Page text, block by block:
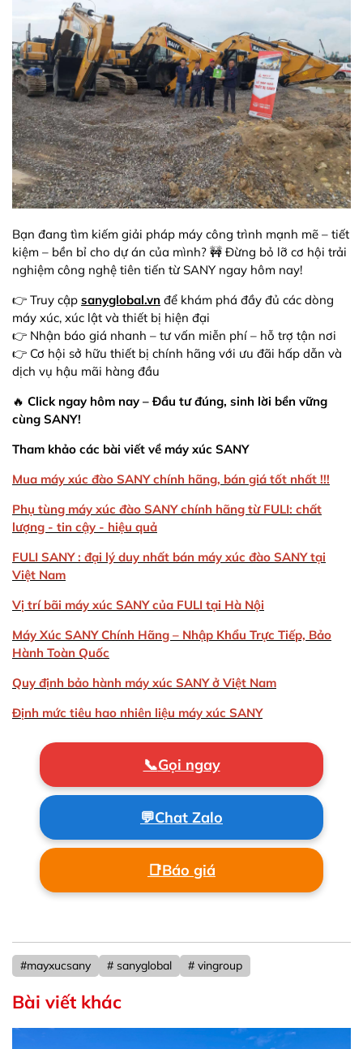
Bạn đang tìm kiếm giải pháp máy công trình mạnh mẽ – tiết
kiệm – bền bỉ cho dự án của mình? 🚧 Đừng bỏ lỡ cơ hội trải
nghiệm công nghệ tiên tiến từ SANY ngay hôm nay!
👉 Truy cập sanyglobal.vn để khám phá đầy đủ các dòng
máy xúc, xúc lật và thiết bị hiện đại
👉 Nhận báo giá nhanh – tư vấn miễn phí – hỗ trợ tận nơi
👉 Cơ hội sở hữu thiết bị chính hãng với ưu đãi hấp dẫn và
dịch vụ hậu mãi hàng đầu
🔥 Click ngay hôm nay – Đầu tư đúng, sinh lời bền vững
cùng SANY!
Tham khảo các bài viết về máy xúc SANY
Mua máy xúc đào SANY chính hãng, bán giá tốt nhất !!!
Phụ tùng máy xúc đào SANY chính hãng từ FULI: chất
lượng - tin cậy - hiệu quả
FULI SANY : đại lý duy nhất bán máy xúc đào SANY tại
Việt Nam
Vị trí bãi máy xúc SANY của FULI tại Hà Nội
Máy Xúc SANY Chính Hãng – Nhập Khẩu Trực Tiếp, Bảo
Hành Toàn Quốc
Quy định bảo hành máy xúc SANY ở Việt Nam
Định mức tiêu hao nhiên liệu máy xúc SANY
📞Gọi ngay
💬Chat Zalo
📑Báo giá
#mayxucsany # sanyglobal # vingroup
Bài viết khác